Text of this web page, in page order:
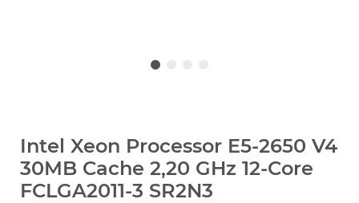
Intel Xeon Processor E5-2650 V4
30MB Cache 2,20 GHz 12-Core
FCLGA2011-3 SR2N3